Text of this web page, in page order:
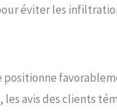
éviter les
avis des clients